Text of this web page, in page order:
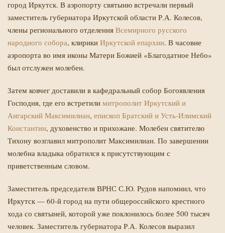
город Иркутск. В аэропорту святыню встречали первый
заместитель губернатора Иркутской области Р.А. Колесов,
члены регионального отделения Всемирного русского
народного собора, клирики Иркутской епархии. В часовне
аэропорта во имя иконы Матери Божией «Благодатное Небо»
был отслужен молебен.
Затем ковчег доставили в кафедральный собор Богоявления
Господня, где его встретили митрополит Иркутский и
Ангарский Максимилиан, епископ Братский и Усть-Илимский
Константин, духовенство и прихожане. Молебен святителю
Тихону возглавил митрополит Максимилиан. По завершении
молебна владыка обратился к присутствующим с
приветственным словом.
Заместитель председателя ВРНС С.Ю. Рудов напомнил, что
Иркутск — 60-й город на пути общероссийского крестного
хода со святыней, которой уже поклонилось более 500 тысяч
человек. Заместитель губернатора Р.А. Колесов выразил